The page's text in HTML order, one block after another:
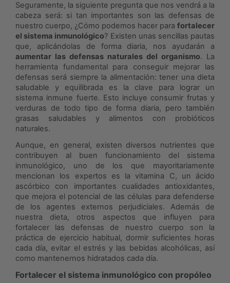
Seguramente, la siguiente pregunta que nos vendrá a la
cabeza será: si tan importantes son las defensas de
nuestro cuerpo, ¿Cómo podemos hacer para fortalecer
el sistema inmunológico? Existen unas sencillas pautas
que, aplicándolas de forma diaria, nos ayudarán a
aumentar las defensas naturales del organismo. La
herramienta fundamental para conseguir mejorar las
defensas será siempre la alimentación: tener una dieta
saludable y equilibrada es la clave para lograr un
sistema inmune fuerte. Esto incluye consumir frutas y
verduras de todo tipo de forma diaria, pero también
grasas saludables y alimentos con probióticos
naturales.
Aunque, en general, existen diversos nutrientes que
contribuyen al buen funcionamiento del sistema
inmunológico, uno de los que mayoritariamente
mencionan los expertos es la vitamina C, un ácido
ascórbico con importantes cualidades antioxidantes,
que mejora el potencial de las células para defenderse
de los agentes externos perjudiciales. Además de
nuestra dieta, otros aspectos que influyen para
fortalecer las defensas de nuestro cuerpo son la
práctica de ejercicio habitual, dormir suficientes horas
cada día, evitar el estrés y las bebidas alcohólicas, así
como mantenernos hidratados cada día.
Fortalecer el sistema inmunológico con propóleo